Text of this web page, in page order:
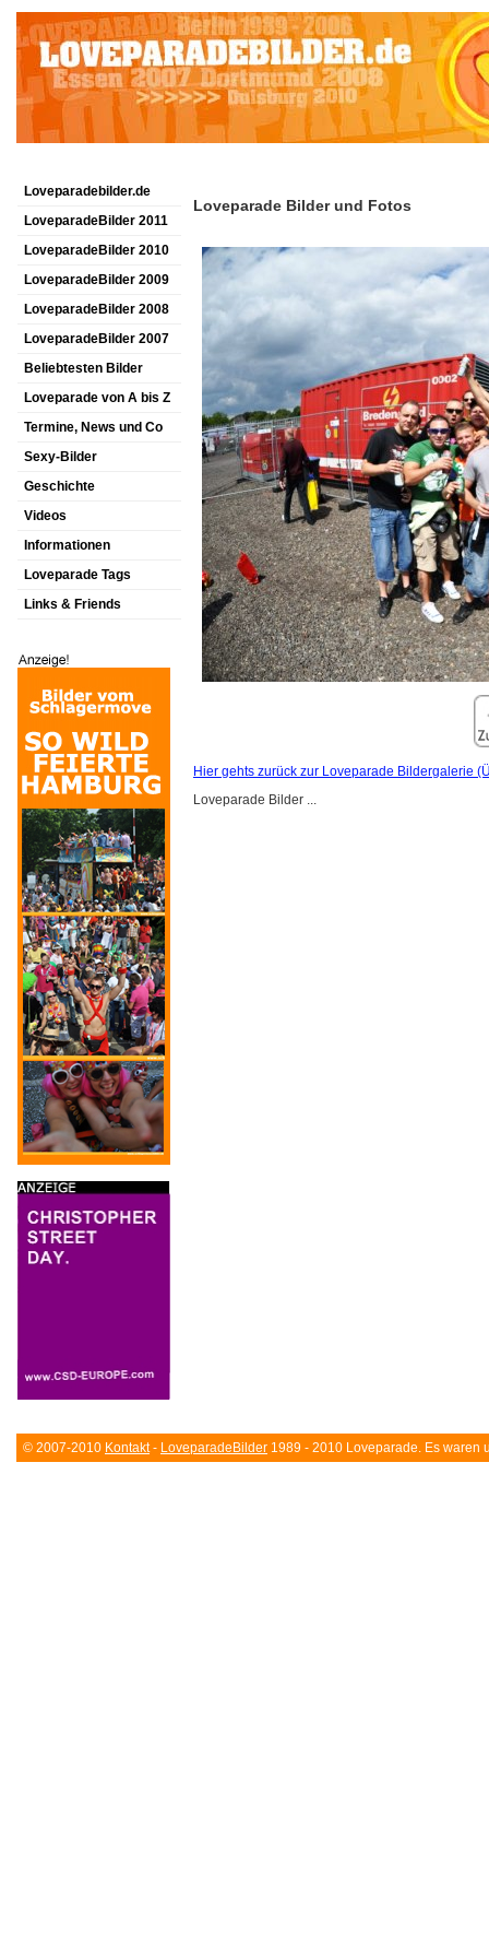
Loveparadebilder.de
LoveparadeBilder 2011
LoveparadeBilder 2010
LoveparadeBilder 2009
LoveparadeBilder 2008
LoveparadeBilder 2007
Beliebtesten Bilder
Loveparade von A bis Z
Termine, News und Co
Sexy-Bilder
Geschichte
Videos
Informationen
Loveparade Tags
Links & Friends
Loveparade Bilder und Fotos
Hier gehts zurück zur Loveparade Bildergalerie
Loveparade Bilder ...
© 2007-2010 Kontakt- LoveparadeBilder 1989 - 2010 Loveparade. Es waren